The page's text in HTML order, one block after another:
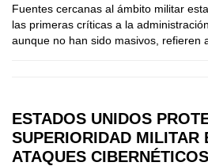
Fuentes cercanas al ámbito militar
las primeras críticas a la
aunque no han sido masivos, refieren a
ESTADOS UNIDOS
SUPERIORIDAD MILITAR
ATAQUES